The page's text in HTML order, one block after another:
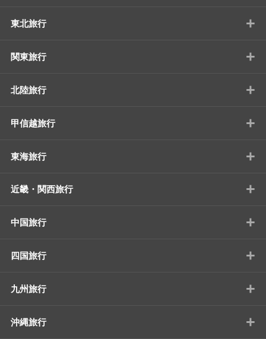
東北旅行 +
関東旅行 +
北陸旅行 +
甲信越旅行 +
東海旅行 +
近畿・関西旅行 +
中国旅行 +
四国旅行 +
九州旅行 +
沖縄旅行 +